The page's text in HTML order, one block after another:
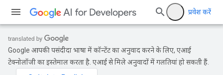
प्रवेश करें
Google आपकी पसंदीदा भाषा में कॉन्टेंट का अनुवाद करने के लिए, एआई
टेक्नोलॉजी का इस्तेमाल करता है. एआई से मिले अनुवादों में गलतियां हो सकती हैं.